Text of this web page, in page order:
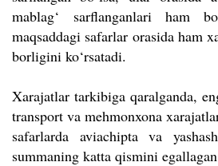
mablag‘ sarflanganlari ham
maqsaddagi safarlar orasida ham
borligini ko‘rsatadi.
Xarajatlar tarkibiga qaralganda,
transport va mehmonxona
safarlarda aviachipta va
summaning katta qismini